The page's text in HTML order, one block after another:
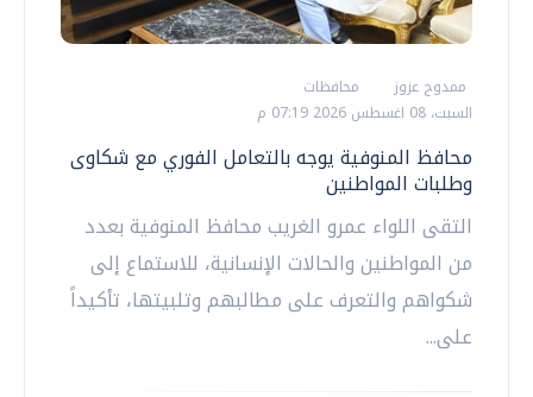
ممدوح عزوز
محافظات
السبت، 08 اغسطس 2026 07:19 م
محافظ المنوفية يوجه بالتعامل الفوري مع شكاوى
وطلبات المواطنين
التقى اللواء عمرو الغريب محافظ المنوفية بعدد
من المواطنين والحالات الإنسانية، للاستماع إلى
شكواهم والتعرف على مطالبهم وتلبيتها، تأكيداً
على...